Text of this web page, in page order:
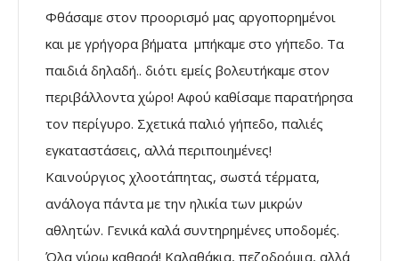
Φθάσαμε στον προορισμό μας αργοπορημένοι
και με γρήγορα βήματα μπήκαμε στο γήπεδο. Τα
παιδιά δηλαδή.. διότι εμείς βολευτήκαμε στον
περιβάλλοντα χώρο! Αφού καθίσαμε παρατήρησα
τον περίγυρο. Σχετικά παλιό γήπεδο, παλιές
εγκαταστάσεις, αλλά περιποιημένες!
Καινούργιος χλοοτάπητας, σωστά τέρματα,
ανάλογα πάντα με την ηλικία των μικρών
αθλητών. Γενικά καλά συντηρημένες υποδομές.
Όλα γύρω καθαρά! Καλαθάκια, πεζοδρόμια, αλλά